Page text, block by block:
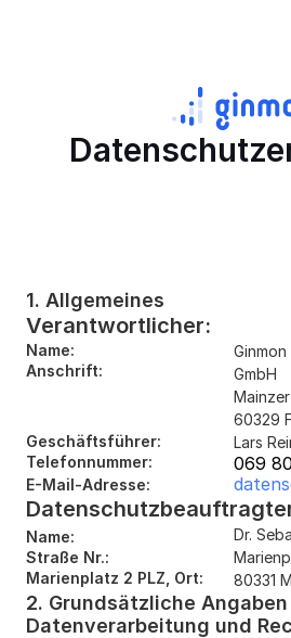
1. Allgemeines
Verantwortlicher:
Name:
Anschrift:
GmbH
60329
Geschäftsführer:
Telefonnummer:
Lars
069
E-Mail-Adresse:
Name:
Straße Nr.:
Marienplatz 2 PLZ, Ort:
Dr.
80331
2. Grundsätzliche
Datenverarbeitung und